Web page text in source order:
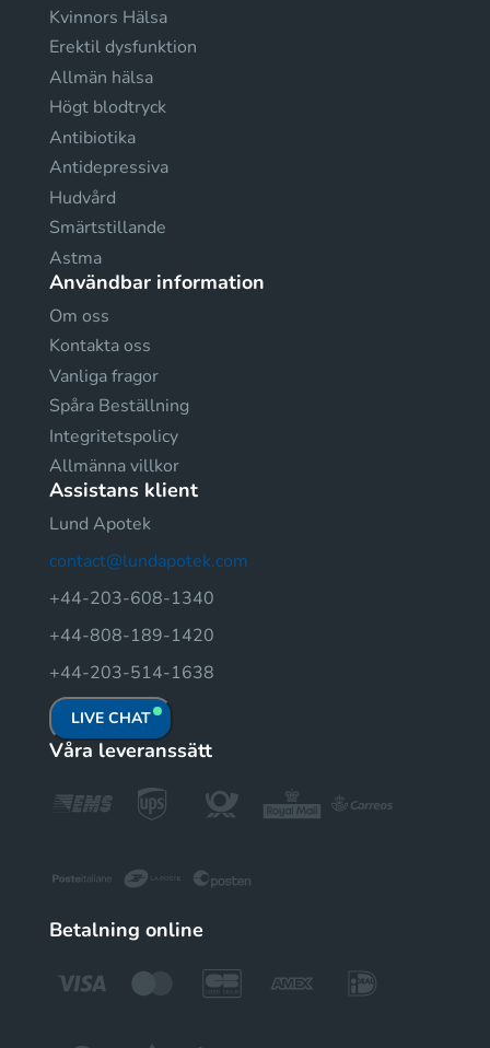
Kvinnors Hälsa
Erektil dysfunktion
Allmän hälsa
Högt blodtryck
Antibiotika
Antidepressiva
Hudvård
Smärtstillande
Astma
Användbar information
Om oss
Kontakta oss
Vanliga fragor
Spåra Beställning
Integritetspolicy
Allmänna villkor
Assistans klient
Lund Apotek
contact@lundapotek.com
+44-203-608-1340
+44-808-189-1420
+44-203-514-1638
LIVE CHAT
Våra leveranssätt
Betalning online